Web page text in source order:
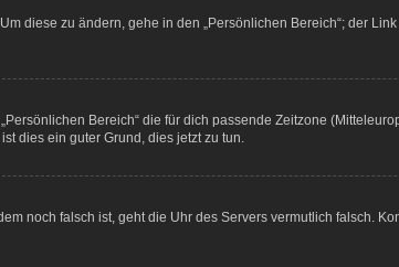
diese zu ändern, gehe in den „Persönlichen Bereich“; der
Bereich“ die für dich passende Zeitzone
dies ein guter Grund, dies jetzt zu tun.
noch falsch ist, geht die Uhr des Servers vermutlich falsch.